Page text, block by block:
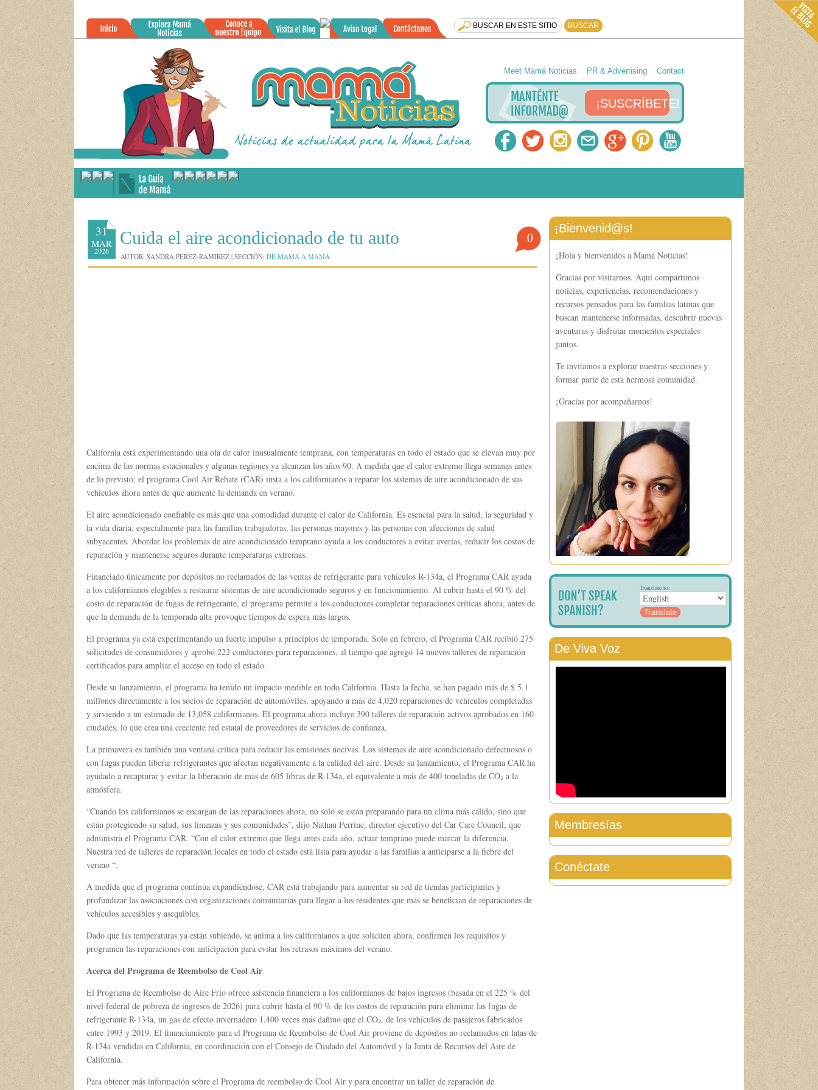
Meet Mamá Noticias PR & Advertising Contact
¡SUSCRÍBETE!
31
MAR
2026
Cuida el aire acondicionado de tu auto 0
AUTOR: SANDRA PEREZ-RAMIREZ | SECCIÓN: DE MAMÁ A MAMÁ
California está experimentando una ola de calor inusualmente temprana, con temperaturas en todo el estado que se elevan muy por
encima de las normas estacionales y algunas regiones ya alcanzan los años 90. A medida que el calor extremo llega semanas antes
de lo previsto, el programa Cool Air Rebate (CAR) insta a los californianos a reparar los sistemas de aire acondicionado de sus
vehículos ahora antes de que aumente la demanda en verano.
El aire acondicionado confiable es más que una comodidad durante el calor de California. Es esencial para la salud, la seguridad y
la vida diaria, especialmente para las familias trabajadoras, las personas mayores y las personas con afecciones de salud
subyacentes. Abordar los problemas de aire acondicionado temprano ayuda a los conductores a evitar averías, reducir los costos de
reparación y mantenerse seguros durante temperaturas extremas.
Financiado únicamente por depósitos no reclamados de las ventas de refrigerante para vehículos R-134a, el Programa CAR ayuda
a los californianos elegibles a restaurar sistemas de aire acondicionado seguros y en funcionamiento. Al cubrir hasta el 90 % del
costo de reparación de fugas de refrigerante, el programa permite a los conductores completar reparaciones críticas ahora, antes de
que la demanda de la temporada alta provoque tiempos de espera más largos.
El programa ya está experimentando un fuerte impulso a principios de temporada. Solo en febrero, el Programa CAR recibió 275
solicitudes de consumidores y aprobó 222 conductores para reparaciones, al tiempo que agregó 14 nuevos talleres de reparación
certificados para ampliar el acceso en todo el estado.
Desde su lanzamiento, el programa ha tenido un impacto medible en todo California. Hasta la fecha, se han pagado más de $ 5.1
millones directamente a los socios de reparación de automóviles, apoyando a más de 4,020 reparaciones de vehículos completadas
y sirviendo a un estimado de 13,058 californianos. El programa ahora incluye 390 talleres de reparación activos aprobados en 160
ciudades, lo que crea una creciente red estatal de proveedores de servicios de confianza.
La primavera es también una ventana crítica para reducir las emisiones nocivas. Los sistemas de aire acondicionado defectuosos o
con fugas pueden liberar refrigerantes que afectan negativamente a la calidad del aire. Desde su lanzamiento, el Programa CAR ha
ayudado a recapturar y evitar la liberación de más de 605 libras de R-134a, el equivalente a más de 400 toneladas de CO₂ a la
atmósfera.
“Cuando los californianos se encargan de las reparaciones ahora, no solo se están preparando para un clima más cálido, sino que
están protegiendo su salud, sus finanzas y sus comunidades”, dijo Nathan Perrine, director ejecutivo del Car Care Council, que
administra el Programa CAR. “Con el calor extremo que llega antes cada año, actuar temprano puede marcar la diferencia.
Nuestra red de talleres de reparación locales en todo el estado está lista para ayudar a las familias a anticiparse a la fiebre del
verano “.
A medida que el programa continúa expandiéndose, CAR está trabajando para aumentar su red de tiendas participantes y
profundizar las asociaciones con organizaciones comunitarias para llegar a los residentes que más se benefician de reparaciones de
vehículos accesibles y asequibles.
Dado que las temperaturas ya están subiendo, se anima a los californianos a que soliciten ahora, confirmen los requisitos y
programen las reparaciones con anticipación para evitar los retrasos máximos del verano.
Acerca del Programa de Reembolso de Cool Air
El Programa de Reembolso de Aire Frío ofrece asistencia financiera a los californianos de bajos ingresos (basada en el 225 % del
nivel federal de pobreza de ingresos de 2026) para cubrir hasta el 90 % de los costos de reparación para eliminar las fugas de
refrigerante R-134a, un gas de efecto invernadero 1.400 veces más dañino que el CO₂, de los vehículos de pasajeros fabricados
entre 1993 y 2019. El financiamiento para el Programa de Reembolso de Cool Air proviene de depósitos no reclamados en latas de
R-134a vendidas en California, en coordinación con el Consejo de Cuidado del Automóvil y la Junta de Recursos del Aire de
California.
Para obtener más información sobre el Programa de reembolso de Cool Air y para encontrar un taller de reparación de
¡Bienvenid@s!
¡Hola y bienvenidos a Mamá Noticias!
Gracias por visitarnos. Aquí compartimos
noticias, experiencias, recomendaciones y
recursos pensados para las familias latinas que
buscan mantenerse informadas, descubrir nuevas
aventuras y disfrutar momentos especiales
juntos.
Te invitamos a explorar nuestras secciones y
formar parte de esta hermosa comunidad.
¡Gracias por acompañarnos!
Translate to:
De Viva Voz
Membresías
Conéctate